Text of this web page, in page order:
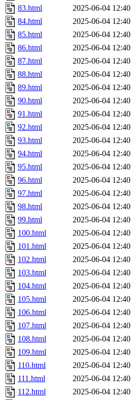
83.html
2025-06-04 12:40
84.html
2025-06-04 12:40
85.html
2025-06-04 12:40
86.html
2025-06-04 12:40
87.html
2025-06-04 12:40
88.html
2025-06-04 12:40
89.html
2025-06-04 12:40
90.html
2025-06-04 12:40
91.html
2025-06-04 12:40
92.html
2025-06-04 12:40
93.html
2025-06-04 12:40
94.html
2025-06-04 12:40
95.html
2025-06-04 12:40
96.html
2025-06-04 12:40
97.html
2025-06-04 12:40
98.html
2025-06-04 12:40
99.html
2025-06-04 12:40
100.html
2025-06-04 12:40
101.html
2025-06-04 12:40
102.html
2025-06-04 12:40
103.html
2025-06-04 12:40
104.html
2025-06-04 12:40
105.html
2025-06-04 12:40
106.html
2025-06-04 12:40
107.html
2025-06-04 12:40
108.html
2025-06-04 12:40
109.html
2025-06-04 12:40
110.html
2025-06-04 12:40
111.html
2025-06-04 12:40
112.html
2025-06-04 12:40